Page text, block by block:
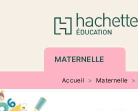
MENU RECHERCHE
MATERNELLE
Accueil > Maternelle >